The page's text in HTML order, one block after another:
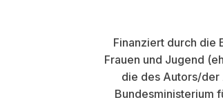
Finanziert durch die
Frauen und Jugend
die des Autors/der
Bundesministerium